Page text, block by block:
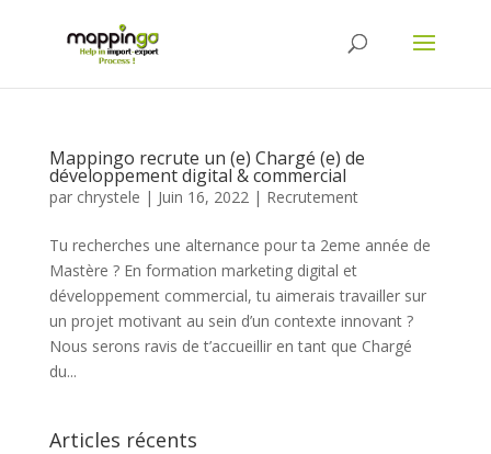
Mappingo recrute un (e) Chargé (e) de
développement digital & commercial
par chrystele | Juin 16, 2022| Recrutement
Tu recherches une alternance pour ta 2eme année de
Mastère ? En formation marketing digital et
développement commercial, tu aimerais travailler sur
un projet motivant au sein d’un contexte innovant ?
Nous serons ravis de t’accueillir en tant que Chargé
du...
Articles récents